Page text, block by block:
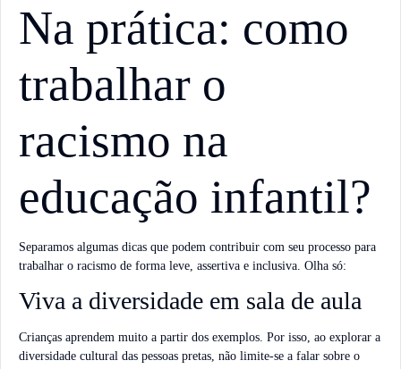
Na prática: como
trabalhar o
racismo na
educação infantil?
Separamos algumas dicas que podem contribuir com seu processo para
trabalhar o racismo de forma leve, assertiva e inclusiva. Olha só:
Viva a diversidade em sala de aula
Crianças aprendem muito a partir dos exemplos. Por isso, ao explorar a
diversidade cultural das pessoas pretas, não limite-se a falar sobre o